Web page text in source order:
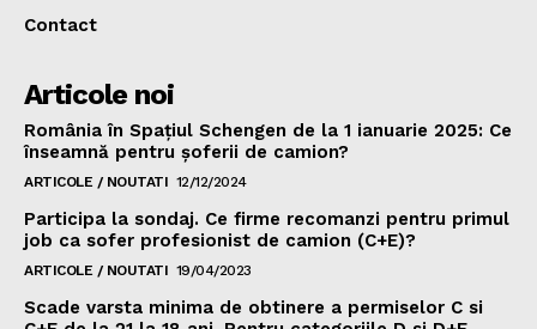
Contact
Articole noi
România în Spațiul Schengen de la 1 ianuarie 2025: Ce
înseamnă pentru șoferii de camion?
ARTICOLE / NOUTATI 12/12/2024
Participa la sondaj. Ce firme recomanzi pentru primul
job ca sofer profesionist de camion (C+E)?
ARTICOLE / NOUTATI 19/04/2023
Scade varsta minima de obtinere a permiselor C si